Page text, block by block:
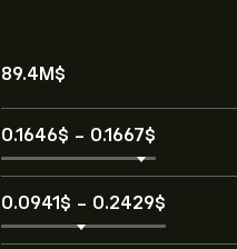
89.4M‎$‎
0.1646‎$‎ - 0.1667‎$‎
0.0941‎$‎ - 0.2429‎$‎